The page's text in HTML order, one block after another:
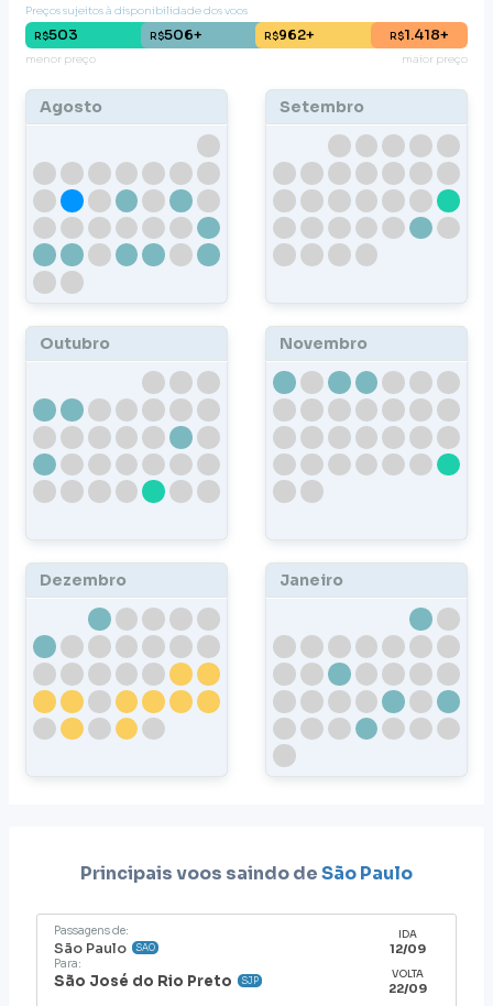
Preços sujeitos à disponibilidade dos voos
R$503 R$506+ R$962+ R$1.418+
menor preço maior preço
Agosto Setembro
Outubro Novembro
Dezembro Janeiro
Principais voos saindo deSão Paulo
Passagens de:
São Paulo SAO
Para:
São José do Rio Preto SJP
IDA
12/09
VOLTA
22/09